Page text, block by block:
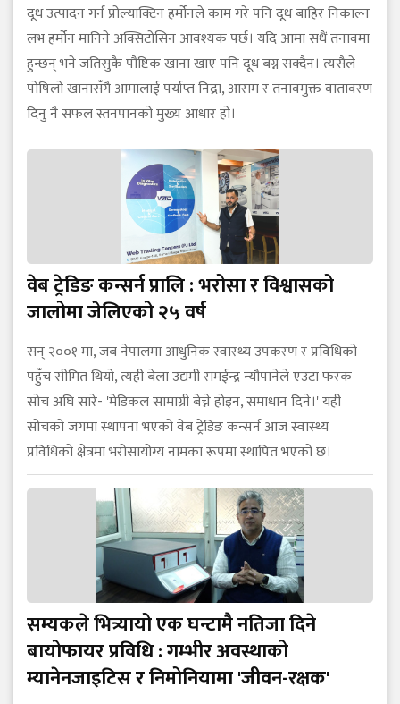
दूध उत्पादन गर्न प्रोल्याक्टिन हर्मोनले काम गरे पनि दूध बाहिर निकाल्न
लभ हर्मोन मानिने अक्सिटोसिन आवश्यक पर्छ। यदि आमा सधैं तनावमा
हुन्छन् भने जतिसुकै पौष्टिक खाना खाए पनि दूध बग्न सक्दैन। त्यसैले
पोषिलो खानासँगै आमालाई पर्याप्त निद्रा, आराम र तनावमुक्त वातावरण
दिनु नै सफल स्तनपानको मुख्य आधार हो।
वेब ट्रेडिङ कन्सर्न प्रालि : भरोसा र विश्वासको
जालोमा जेलिएको २५ वर्ष
सन् २००१ मा, जब नेपालमा आधुनिक स्वास्थ्य उपकरण र प्रविधिको
पहुँच सीमित थियो, त्यही बेला उद्यमी रामईन्द्र न्यौपानेले एउटा फरक
सोच अघि सारे- 'मेडिकल सामाग्री बेच्ने होइन, समाधान दिने।' यही
सोचको जगमा स्थापना भएको वेब ट्रेडिङ कन्सर्न आज स्वास्थ्य
प्रविधिको क्षेत्रमा भरोसायोग्य नामका रूपमा स्थापित भएको छ।
सम्यकले भित्र्यायो एक घन्टामै नतिजा दिने
बायोफायर प्रविधि : गम्भीर अवस्थाको
म्यानेनजाइटिस र निमोनियामा 'जीवन-रक्षक'